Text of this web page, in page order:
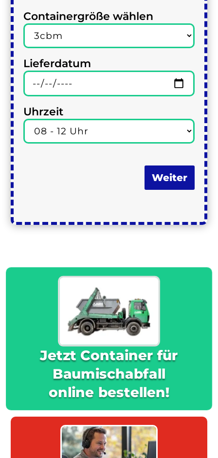
Containergröße wählen
Lieferdatum
Uhrzeit
Weiter
Jetzt Container für
Baumischabfall
online bestellen!